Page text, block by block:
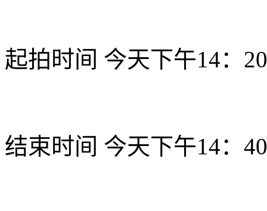
起拍时间 今天下午14：
结束时间 今天下午14：